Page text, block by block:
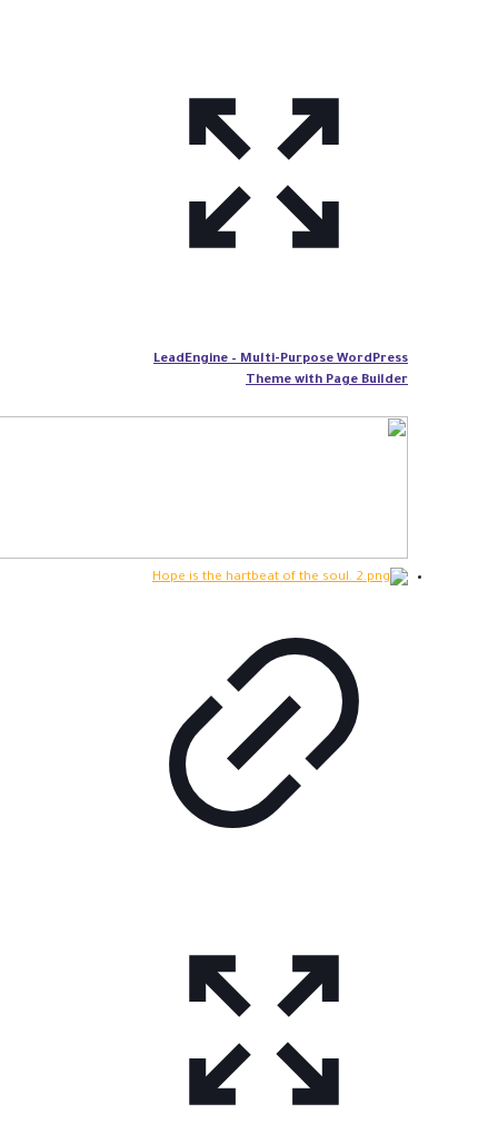
LeadEngine – Multi-Purpose WordPress
Theme with Page Builder